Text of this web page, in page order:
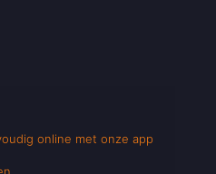
online met onze app